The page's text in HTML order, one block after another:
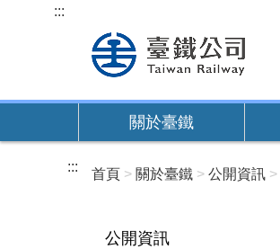
內
:::
關於臺鐵
::: 首頁 關於臺鐵 公開資訊
公開資訊